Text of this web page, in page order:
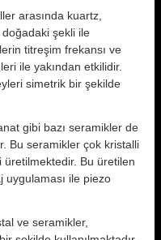
arasında kuartz,
şekli ile
titreşim frekansı ve
ile yakından etkilidir.
simetrik bir şekilde
gibi bazı seramikler de
Bu seramikler çok kristalli
Bu üretilen
ile piezo
ve seramikler,